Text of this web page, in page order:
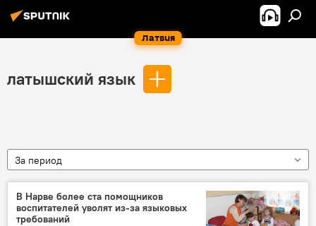
Латвия
латышский язык
За период
В Нарве более ста помощников
воспитателей уволят из-за языковых
требований